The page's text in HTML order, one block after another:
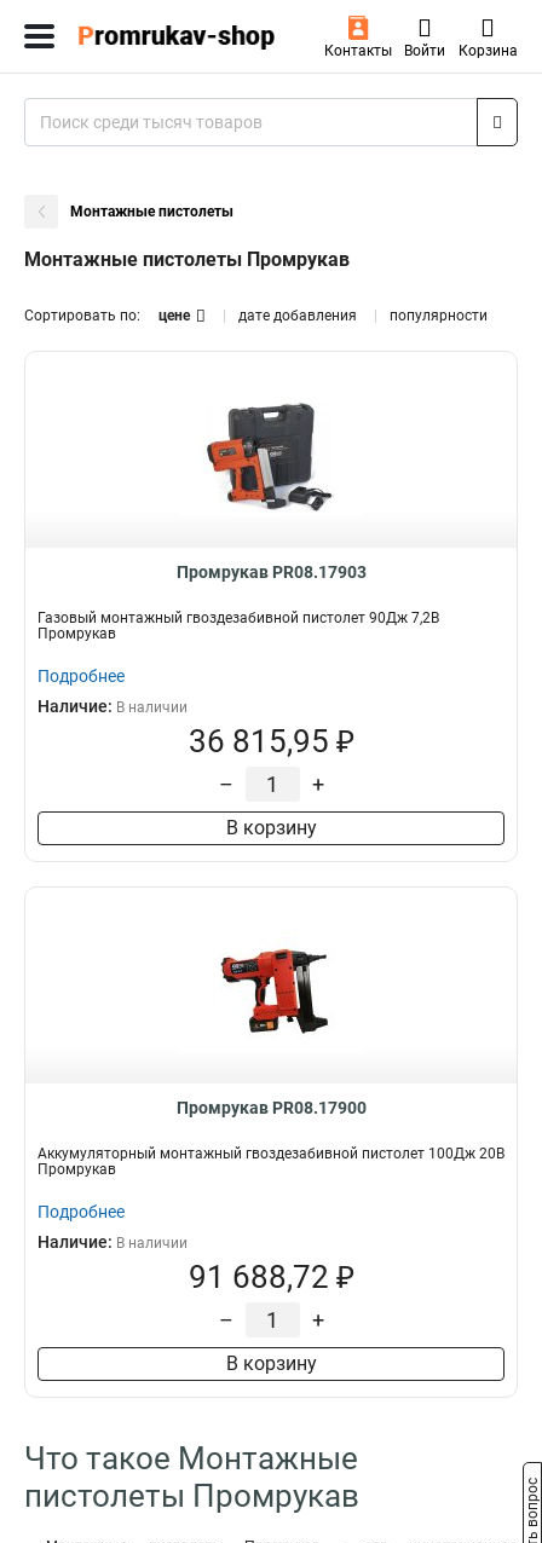
Контакты Войти Корзина
Монтажные пистолеты
Монтажные пистолеты Промрукав
Сортировать по: цене дате добавления популярности
Промрукав PR08.17903
Газовый монтажный гвоздезабивной пистолет 90Дж 7,2В
Промрукав
Подробнее
Наличие: В наличии
36 815,95 ₽
– +
В корзину
Промрукав PR08.17900
Аккумуляторный монтажный гвоздезабивной пистолет 100Дж 20В
Промрукав
Подробнее
Наличие: В наличии
91 688,72 ₽
– +
В корзину
Что такое Монтажные
пистолеты Промрукав